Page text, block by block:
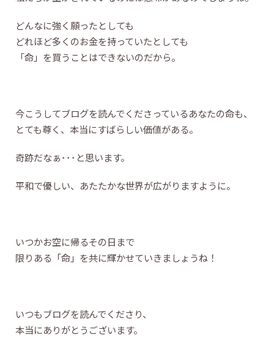
どんなに強く願ったとしても
どれほど多くのお金を持っていたとしても
「命」を買うことはできないのだから。
今こうしてブログを読んでくださっているあなたの命も、
とても尊く、本当にすばらしい価値がある。
奇跡だなぁ･･･と思います。
平和で優しい、あたたかな世界が広がりますように。
いつかお空に帰るその日まで
限りある「命」を共に輝かせていきましょうね！
いつもブログを読んでくださり、
本当にありがとうございます。